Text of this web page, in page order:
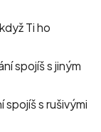
Ti ho
spojíš s jiným
spojíš s rušivými